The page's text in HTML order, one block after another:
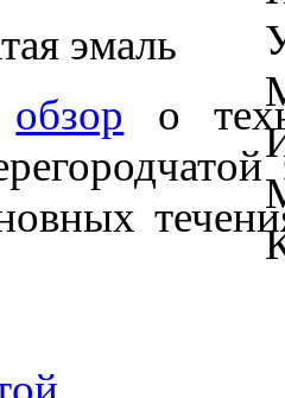
эмаль
обзор о